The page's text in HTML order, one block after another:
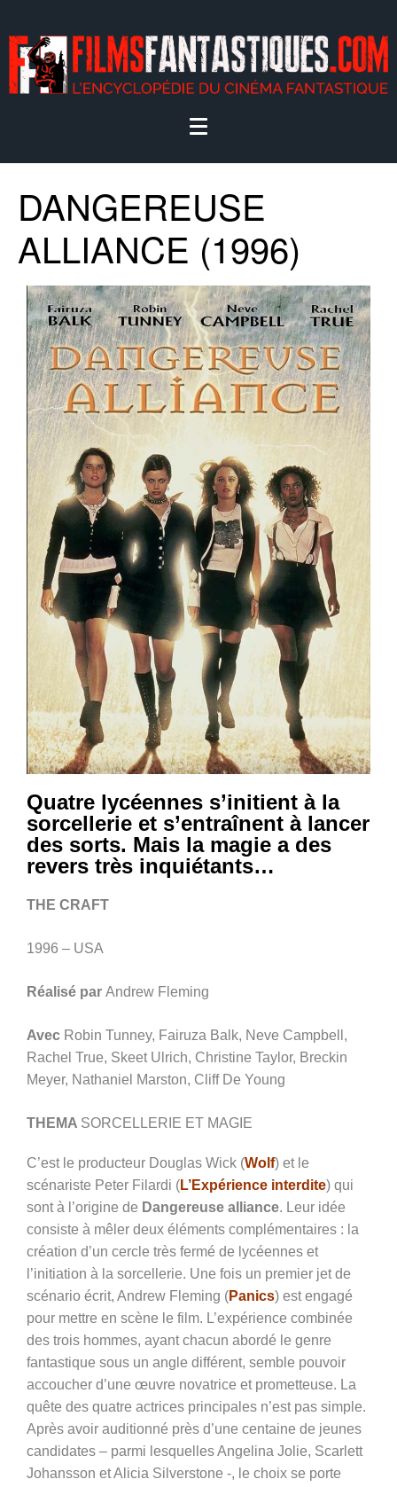
DANGEREUSE
ALLIANCE (1996)
Quatre lycéennes s’initient à la
sorcellerie et s’entraînent à lancer
des sorts. Mais la magie a des
revers très inquiétants…
THE CRAFT
1996 – USA
Réalisé par Andrew Fleming
Avec Robin Tunney, Fairuza Balk, Neve Campbell,
Rachel True, Skeet Ulrich, Christine Taylor, Breckin
Meyer, Nathaniel Marston, Cliff De Young
THEMA SORCELLERIE ET MAGIE
C’est le producteur Douglas Wick (Wolf) et le
scénariste Peter Filardi (L’Expérience interdite) qui
sont à l’origine de Dangereuse alliance. Leur idée
consiste à mêler deux éléments complémentaires : la
création d’un cercle très fermé de lycéennes et
l’initiation à la sorcellerie. Une fois un premier jet de
scénario écrit, Andrew Fleming (Panics) est engagé
pour mettre en scène le film. L’expérience combinée
des trois hommes, ayant chacun abordé le genre
fantastique sous un angle différent, semble pouvoir
accoucher d’une œuvre novatrice et prometteuse. La
quête des quatre actrices principales n’est pas simple.
Après avoir auditionné près d’une centaine de jeunes
candidates – parmi lesquelles Angelina Jolie, Scarlett
Johansson et Alicia Silverstone -, le choix se porte